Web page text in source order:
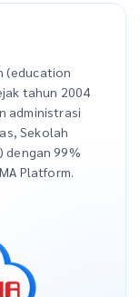
(education
tahun 2004
administrasi
Sekolah
dengan 99%
Platform.